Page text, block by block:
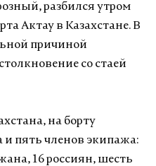
разбился утром
Актау в Казахстане. В
причиной
со стаей
на борту
и пять членов экипажа:
16 россиян, шесть